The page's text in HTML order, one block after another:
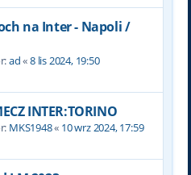
na Inter - Napoli /
ad«8 lis 2024, 19:50
INTER:TORINO
MKS1948« 10 wrz 2024, 17:59